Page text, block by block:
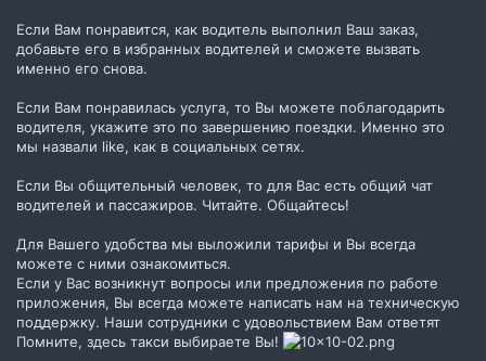
Если Вам понравится, как водитель выполнил Ваш заказ,
добавьте его в избранных водителей и сможете вызвать
именно его снова.
Если Вам понравилась услуга, то Вы можете поблагодарить
водителя, укажите это по завершению поездки. Именно это
мы назвали like, как в социальных сетях.
Если Вы общительный человек, то для Вас есть общий чат
водителей и пассажиров. Читайте. Общайтесь!
Для Вашего удобства мы выложили тарифы и Вы всегда
можете с ними ознакомиться.
Если у Вас возникнут вопросы или предложения по работе
приложения, Вы всегда можете написать нам на техническую
поддержку. Наши сотрудники с удовольствием Вам ответят
Помните, здесь такси выбираете Вы!